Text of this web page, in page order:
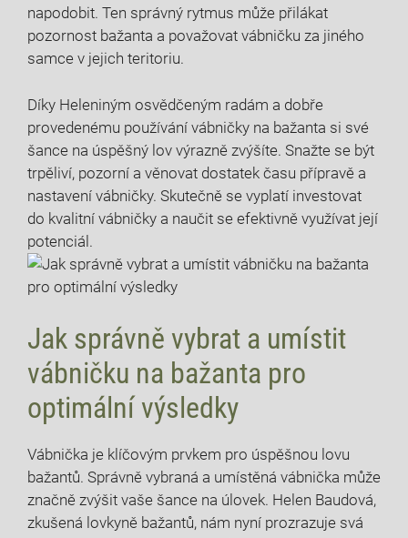
napodobit. Ten správný rytmus‍ může ‍přilákat
pozornost bažanta a považovat vábničku za jiného
samce v jejich teritoriu.
Díky Heleniným osvědčeným radám a dobře
provedenému používání vábničky⁣ na bažanta si ‍své
⁤šance na úspěšný lov výrazně zvýšíte. Snažte se být
trpěliví, pozorní a věnovat dostatek času ‌přípravě a
nastavení vábničky. Skutečně se vyplatí investovat
do kvalitní vábničky a⁢ naučit se efektivně ​využívat​ její
potenciál.
Jak správně vybrat a umístit
vábničku na bažanta pro
optimální výsledky
Vábnička je klíčovým prvkem pro úspěšnou⁢ lovu
bažantů. Správně vybraná a umístěná vábnička může
značně zvýšit vaše šance na úlovek. Helen Baudová,
zkušená lovkyně bažantů, nám nyní prozrazuje‌ svá